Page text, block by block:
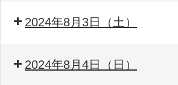
2024年8月3日（土）
2024年8月4日（日）